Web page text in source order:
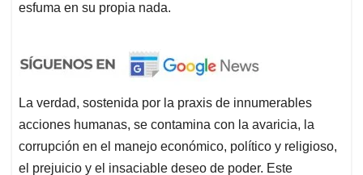
esfuma en su propia nada.
La verdad, sostenida por la praxis de innumerables
acciones humanas, se contamina con la avaricia, la
corrupción en el manejo económico, político y religioso,
el prejuicio y el insaciable deseo de poder. Este